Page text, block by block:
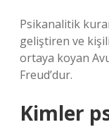
Psikanalitik
geliştiren ve
ortaya koyan
Freud’dur.
Kimler